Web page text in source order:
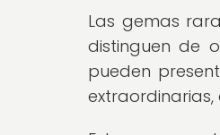
Las gemas
distinguen de
pueden